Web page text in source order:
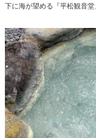
下に海が望める『平松観音堂